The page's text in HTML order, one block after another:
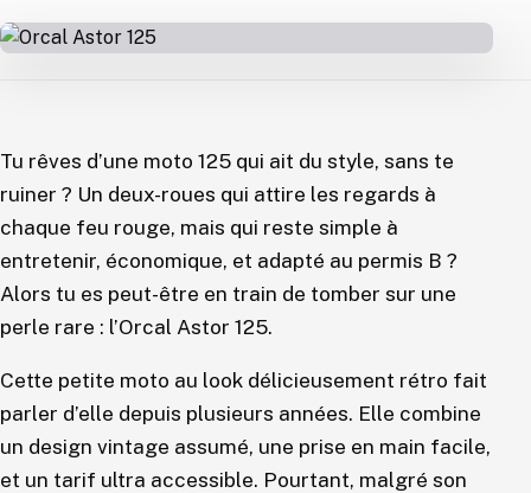
Tu rêves d’une moto 125 qui ait du style, sans te
ruiner ? Un deux-roues qui attire les regards à
chaque feu rouge, mais qui reste simple à
entretenir, économique, et adapté au permis B ?
Alors tu es peut-être en train de tomber sur une
perle rare : l’Orcal Astor 125.
Cette petite moto au look délicieusement rétro fait
parler d’elle depuis plusieurs années. Elle combine
un design vintage assumé, une prise en main facile,
et un tarif ultra accessible. Pourtant, malgré son